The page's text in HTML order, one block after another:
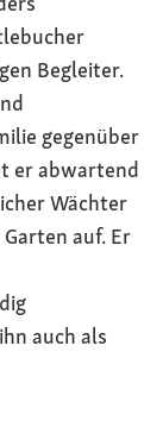
Begleiter.
gegenüber
er abwartend
Wächter
auf. Er
auch als